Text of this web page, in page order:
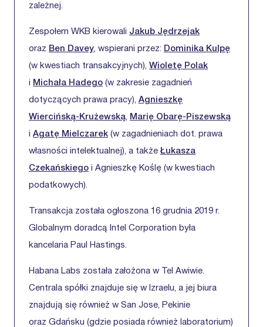
zależnej.
Zespołem WKB kierowali Jakub Jędrzejak
oraz Ben Davey, wspierani przez: Dominika Kulpę
(w kwestiach transakcyjnych), Wioletę Polak
i Michała Hadego (w zakresie zagadnień
dotyczących prawa pracy), Agnieszkę
Wiercińską-Krużewską, Marię Obarę-Piszewską
i Agatę Mielczarek (w zagadnieniach dot. prawa
własności intelektualnej), a takżeŁukasza
Czekańskiego i Agnieszkę Koślę (w kwestiach
podatkowych).
Transakcja została ogłoszona 16 grudnia 2019 r.
Globalnym doradcą Intel Corporation była
kancelaria Paul Hastings.
Habana Labs została założona w Tel Awiwie.
Centrala spółki znajduje się w Izraelu, a jej biura
znajdują się również w San Jose, Pekinie
oraz Gdańsku (gdzie posiada również laboratorium)